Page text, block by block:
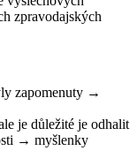
zpravodajských
zapomenuty →
je důležité je odhalit
→ myšlenky